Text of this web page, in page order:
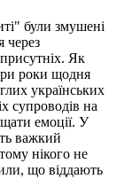
були змушені
через
Як
роки щодня
українських
супроводів на
емоції. У
важкий
нікого не
що віддають